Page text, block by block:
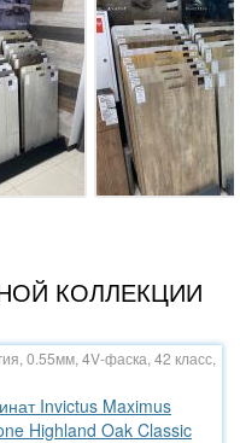
КОЛЛЕКЦИИ
0.55мм, 4V-фаска, 42 класс,
Invictus Maximus
Highland Oak Classic